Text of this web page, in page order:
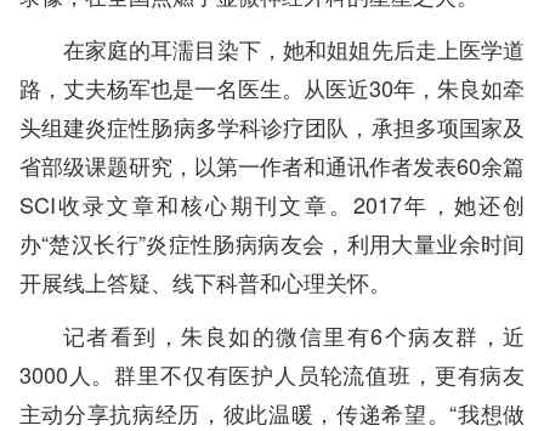
在家庭的耳濡目染下，她和姐姐先后走上医学道
路，丈夫杨军也是一名医生。从医近30年，朱良如牵
头组建炎症性肠病多学科诊疗团队，承担多项国家及
省部级课题研究，以第一作者和通讯作者发表60余篇
SCI收录文章和核心期刊文章。2017年，她还创
办“楚汉长行”炎症性肠病病友会，利用大量业余时间
开展线上答疑、线下科普和心理关怀。
记者看到，朱良如的微信里有6个病友群，近
3000人。群里不仅有医护人员轮流值班，更有病友
主动分享抗病经历，彼此温暖，传递希望。“我想做